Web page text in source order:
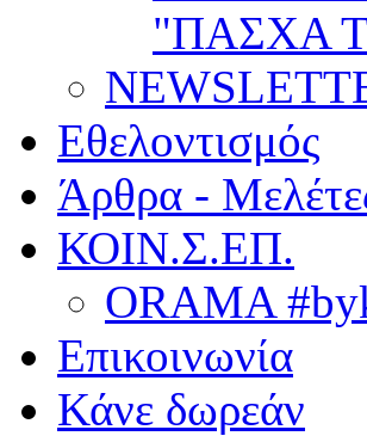
"ΠΑΣΧΑ
Εθελοντισμός
Άρθρα -
ΚΟΙΝ.Σ.ΕΠ.
ORAMA
Επικοινωνία
Κάνε δωρεάν